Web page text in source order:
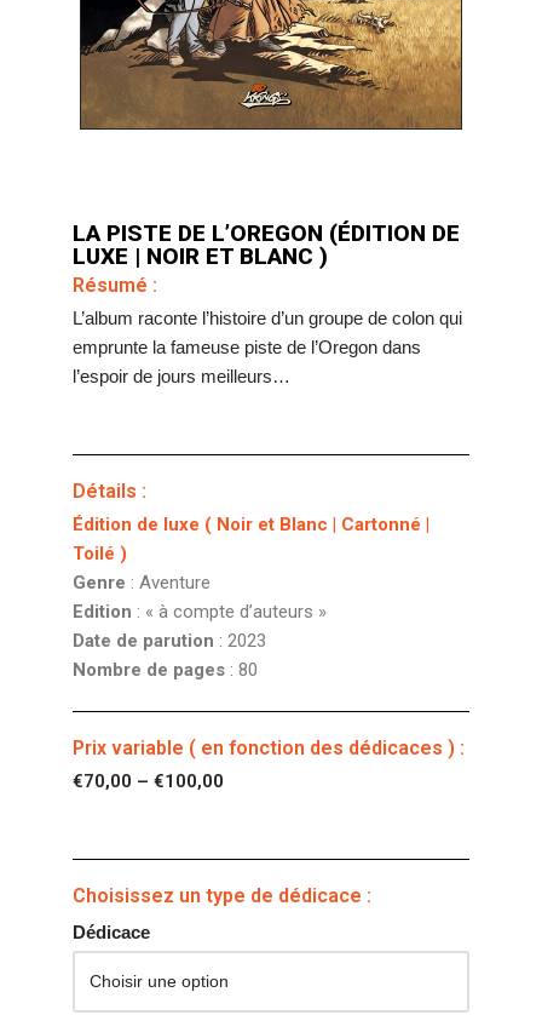
LA PISTE DE L’OREGON (ÉDITION DE
LUXE | NOIR ET BLANC )
Résumé :
L’album raconte l’histoire d’un groupe de colon qui
emprunte la fameuse piste de l’Oregon dans
l’espoir de jours meilleurs…
Détails :
Édition de luxe ( Noir et Blanc | Cartonné |
Toilé )
Genre : Aventure
Edition : « à compte d’auteurs »
Date de parution : 2023
Nombre de pages : 80
Prix variable ( en fonction des dédicaces ) :
€70,00 – €100,00
Choisissez un type de dédicace :
Dédicace